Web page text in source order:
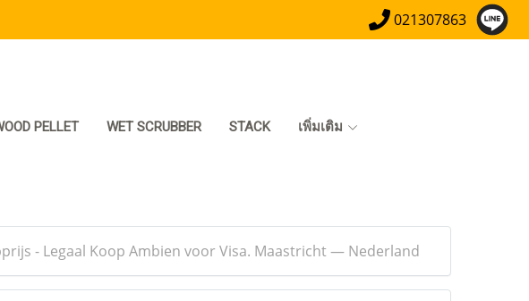
021307863
PELLET WET SCRUBBER STACK เพิ่มเติม
- Legaal Koop Ambien voor Visa. Maastricht — Nederland